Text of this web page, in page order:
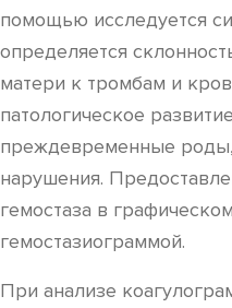
помощью исследуется
определяется
матери к тромбам и
патологическое
преждевременные
нарушения.
гемостаза в
гемостазиограммой.
При анализе